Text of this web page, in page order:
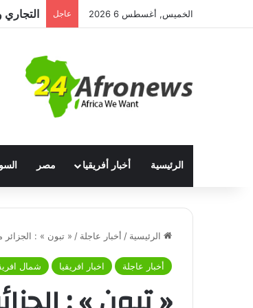
الخميس, أغسطس 6 2026 عاجل
الرئيسية أخبار أفريقيا مصر
الرئيسية / أخبار عاجلة / « تبون » : الجزائر
أخبار عاجلة اخبار افريقيا شمال